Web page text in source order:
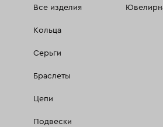
Все изделия
Кольца
Серьги
Браслеты
Цепи
Подвески